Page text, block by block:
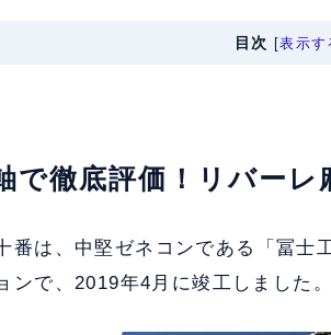
目次 [表示す
で徹底評価！リバーレ
番は、中堅ゼネコンである「冨士
ンで、2019年4月に竣工しました。